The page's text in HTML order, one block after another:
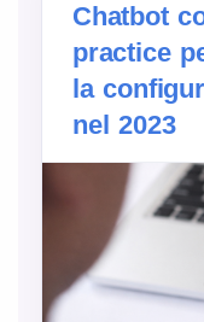
Chatbot
practice
la
nel 2023